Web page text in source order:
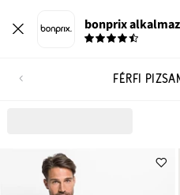
bonprix
FÉRFI